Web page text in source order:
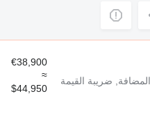
ضريبة القيمة
€38,900
≈
$44,950